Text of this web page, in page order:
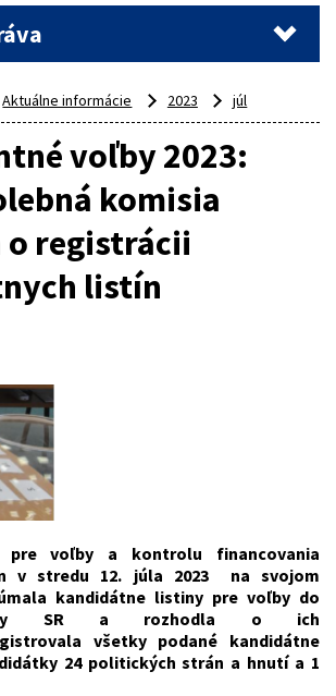
Aktuálne informácie 2023 júl
voľby 2023:
komisia
registrácii
listín
pre voľby a kontrolu financovania
v stredu 12. júla 2023 na svojom
kandidátne listiny pre voľby do
SR a rozhodla o ich
všetky podané kandidátne
24 politických strán a hnutí a 1